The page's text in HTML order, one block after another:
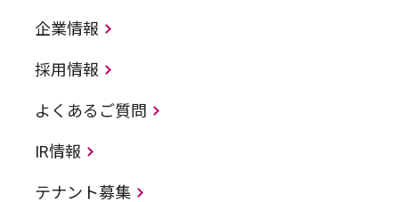
企業情報
採用情報
よくあるご質問
IR情報
テナント募集